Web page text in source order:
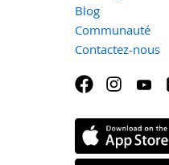
Blog
Communauté
Contactez-nous